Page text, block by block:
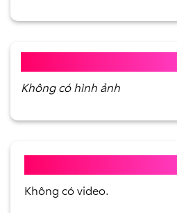
Không có hình ảnh
Không có video.